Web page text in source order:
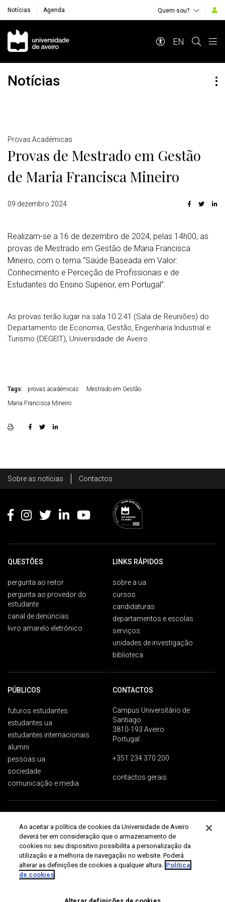
Notícias Agenda Quem sou?
Navegação Principal
EN
Notícias
Detalhes
Provas Académicas
Provas de Mestrado em Gestão
de Maria Francisca Mineiro
09 dezembro 2024
Realizam-se a 16 de dezembro de 2024, pelas 14h00, as
provas de Mestrado em Gestão de Maria Francisca
Mineiro, com o tema “Saúde Baseada em Valor:
Conhecimento e Perceção de Profissionais e de
Estudantes do Ensino Superior, em Portugal”.
As provas terão lugar na sala 10.2.41 (Sala de Reuniões) do
Departamento de Economia, Gestão, Engenharia Industrial e
Turismo (DEGEIT), Universidade de Aveiro.
Tags: provas académicas
Mestrado em Gestão
Maria Francisca Mineiro
Footer
Sobre as notícias Contactos
QUESTÕES
pergunta ao reitor
pergunta ao provedor do
estudante
canal de denúncias
livro amarelo eletrónico
LINKS RÁPIDOS
sobre a ua
cursos
candidaturas
departamentos e escolas
serviços
unidades de investigação
biblioteca
PÚBLICOS
futuros estudantes
estudantes ua
estudantes internacionais
alumni
pessoas ua
sociedade
comunicação e media
CONTACTOS
Campus Universitário de
Santiago
3810-193 Aveiro
Portugal
+351 234 370 200
contactos gerais
Universidade de Aveiro 2026
Ao aceitar a política de cookies da Universidade de Aveiro
deverá ter em consideração que o armazenamento de
cookies no seu dispositivo possibilita a personalização da
utilização e a melhoria de navegação no website. Poderá
alterar as definições de cookies a qualquer altura. Política
de cookies